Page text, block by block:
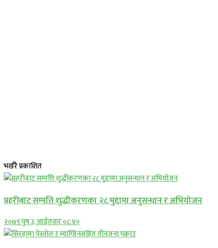
भर्खरै प्रकाशित
प्रहरीबाट सम्पत्ति शुद्धीकरणका २८ मुद्दामा अनुसन्धान र अभियोजन
२०७९ पुष ३, आईतवार ०८:४०